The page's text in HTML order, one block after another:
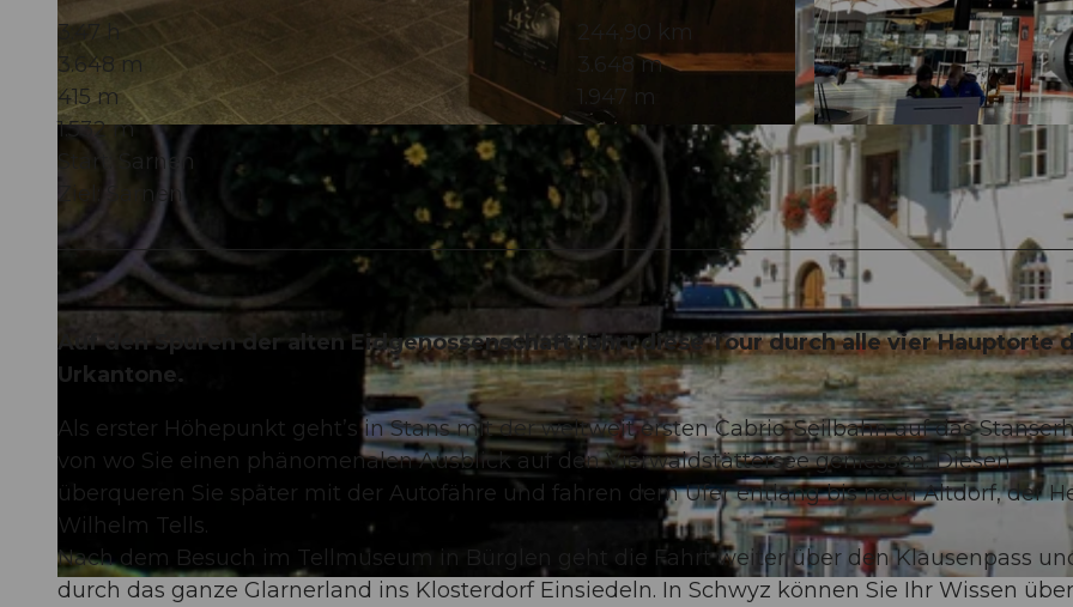
© Obwalden Tourismus, Obwalden Tourismus
© Obwalden Tourismus, Obwalden Tourismus © Obwalden Tourismus, Obwalden Tourismus
3:47 h
244,90 km
3.648 m
3.648 m
415 m
1.947 m
1.532 m
Start: Sarnen
Ziel: Sarnen
Auf den Spuren der alten Eidgenossenschaft führt diese Tour durch alle vier Hauptorte
Urkantone.
Als erster Höhepunkt geht’s in Stans mit der weltweit ersten Cabrio-Seilbahn auf das
von wo Sie einen phänomenalen Ausblick auf den Vierwaldstättersee geniessen. Diesen
überqueren Sie später mit der Autofähre und fahren dem Ufer entlang bis nach Altdorf, der
Wilhelm Tells.
Nach dem Besuch im Tellmuseum in Bürglen geht die Fahrt weiter über den Klausenpass
durch das ganze Glarnerland ins Klosterdorf Einsiedeln. In Schwyz können Sie Ihr Wissen